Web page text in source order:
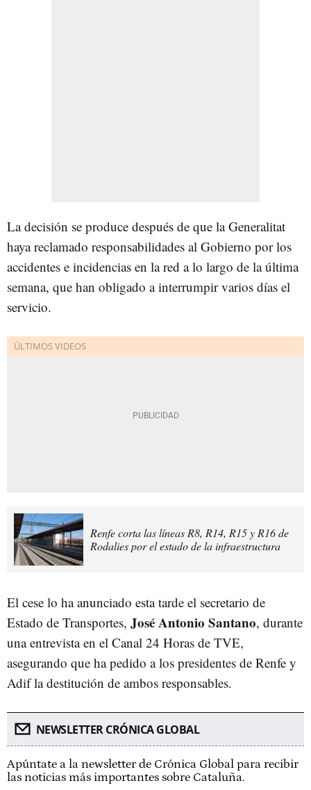
La decisión se produce después de que la Generalitat
haya reclamado responsabilidades al Gobierno por los
accidentes e incidencias en la red a lo largo de la última
semana, que han obligado a interrumpir varios días el
servicio.
Renfe corta las líneas R8, R14, R15 y R16 de
Rodalies por el estado de la infraestructura
El cese lo ha anunciado esta tarde el secretario de
Estado de Transportes, José Antonio Santano, durante
una entrevista en el Canal 24 Horas de TVE,
asegurando que ha pedido a los presidentes de Renfe y
Adif la destitución de ambos responsables.
NEWSLETTER CRÓNICA GLOBAL
Apúntate a la newsletter de Crónica Global para recibir
las noticias más importantes sobre Cataluña.